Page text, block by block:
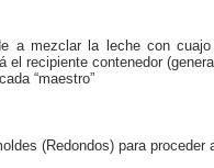
a mezclar la leche con
el recipiente contenedor
“maestro”
(Redondos) para